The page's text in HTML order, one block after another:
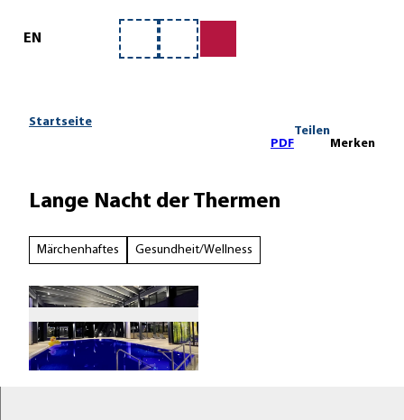
EN
Merkzettel
Suche
Startseite
PDF
Teilen
Merken
Lange Nacht der Thermen
Märchenhaftes Gesundheit/Wellness